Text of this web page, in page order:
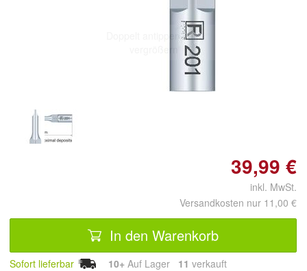
Doppelt antippen zum
39,99 €
inkl. MwSt.
Versandkosten nur 11,00 €
In den Warenkorb
Sofort lieferbar 10+ Auf Lager 11 verkauft